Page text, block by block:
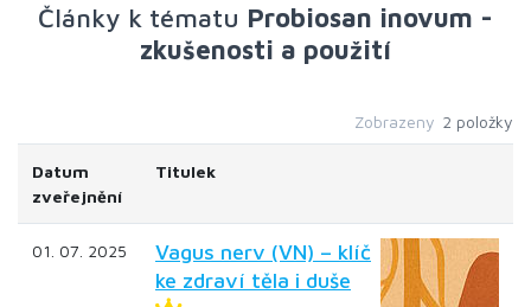
Články k tématu Probiosan inovum -
zkušenosti a použití
Zobrazeny 2 položky
Datum
zveřejnění
Titulek
01. 07. 2025
Vagus nerv (VN) – klíč
ke zdraví těla i duše